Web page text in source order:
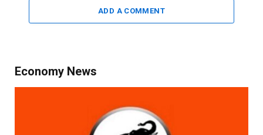
ADD A COMMENT
Economy News